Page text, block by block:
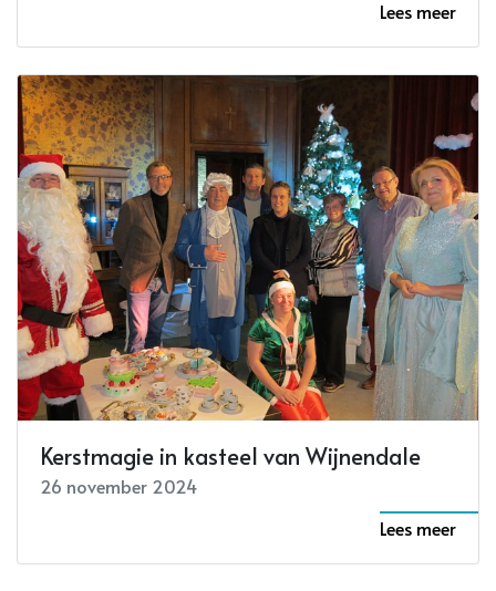
Lees meer
Kerstmagie in kasteel van Wijnendale
26 november 2024
Lees meer